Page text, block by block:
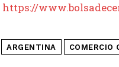
https://
ARGENTINA COMERCIO